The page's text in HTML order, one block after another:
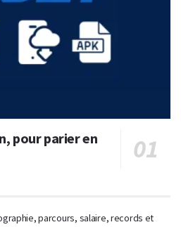
pour parier en
parcours, salaire, records et